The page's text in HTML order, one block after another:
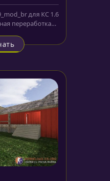
для КС 1.6
переработка